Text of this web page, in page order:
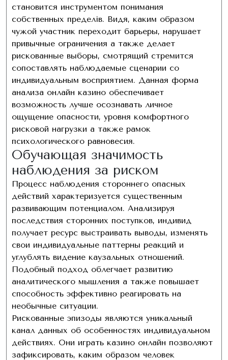
становится инструментом понимания
собственных пределів. Видя, каким образом
чужой участник переходит барьеры, нарушает
привычные ограничения а также делает
рискованные выборы, смотрящий стремится
сопоставлять наблюдаемые сценарии со
индивидуальным восприятием. Данная форма
анализа онлайн казино обеспечивает
возможность лучше осознавать личное
ощущение опасности, уровня комфортного
рисковой нагрузки а также рамок
психологического равновесия.
Обучающая значимость
наблюдения за риском
Процесс наблюдения стороннего опасных
действий характеризуется существенным
развивающим потенциалом. Анализируя
последствия сторонних поступков, индивид
получает ресурс выстраивать выводы, изменять
свои индивидуальные паттерны реакций и
углублять видение каузальных отношений.
Подобный подход облегчает развитию
аналитического мышления а также повышает
способность эффективно реагировать на
необычные ситуации.
Рискованные эпизоды являются уникальный
канал данных об особенностях индивидуальном
действиях. Они играть казино онлайн позволяют
зафиксировать, каким образом человек